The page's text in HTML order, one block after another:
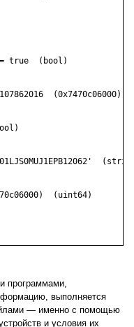
= true  (bool)
(0x7470c06000)
(uint64)
программами,
выполняется
— именно с помощью
и условия их